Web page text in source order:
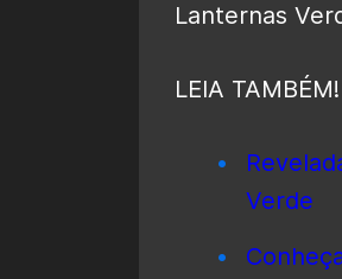
Lanternas
LEIA TAMBÉM!
Verde